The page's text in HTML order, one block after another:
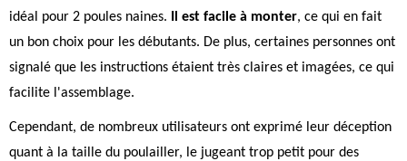
idéal pour 2 poules naines.
Il est facile à monter, ce qui en fait
un bon choix pour les débutants. De plus, certaines personnes ont
signalé que les instructions étaient très claires et imagées, ce qui
facilite l'assemblage.
Cependant, de nombreux utilisateurs ont exprimé leur déception
quant à la taille du poulailler, le jugeant trop petit pour des